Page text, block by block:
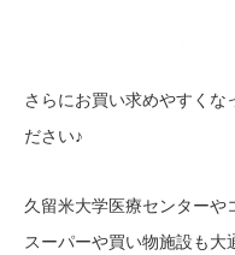
さらにお買い求めやすくな
ださい♪
久留米大学医療センターや
スーパーや買い物施設も大